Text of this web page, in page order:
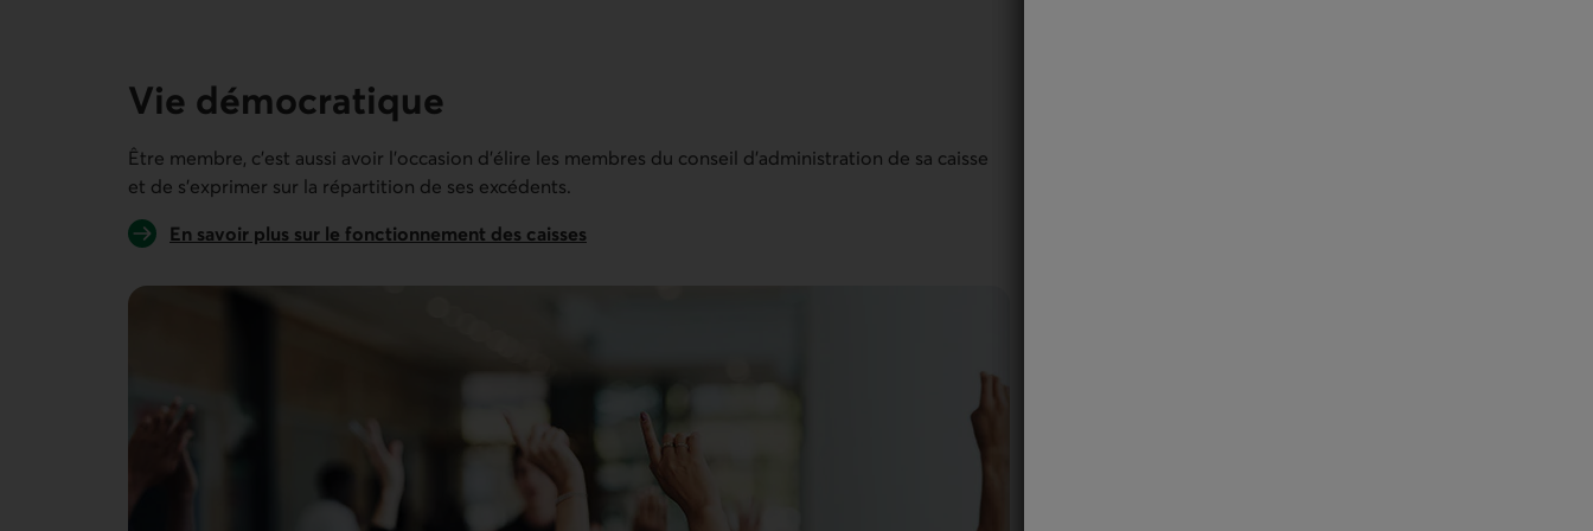
Vie démocratique
Être membre, c’est aussi avoir l’occasion d'élire les membres du conseil d'administration de sa caisse
et de s'exprimer sur la répartition de ses excédents.
En savoir plus sur le fonctionnement des caisses